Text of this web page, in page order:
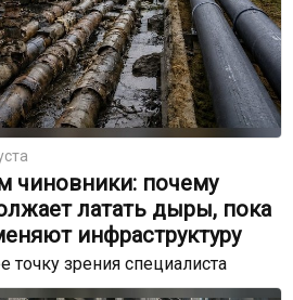
чиновники: почему
латать дыры, пока
инфраструктуру
точку зрения специалиста